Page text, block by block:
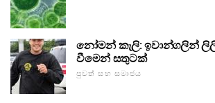
නෝමන් කැලි: ඉවාන්ගලින්
වීමෙන් සතුටක්
පුවත් සහ සමාජය